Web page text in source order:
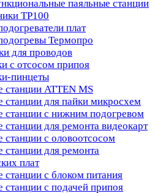
паяльные станции
TP100
плат
Термопро
для проводов
с отсосом припоя
пинцеты
станции ATTEN MS
станции для пайки микросхем
станции с нижним подогревом
станции для ремонта видеокарт
станции с оловоотсосом
станции для ремонта
плат
станции с блоком питания
станции с подачей припоя